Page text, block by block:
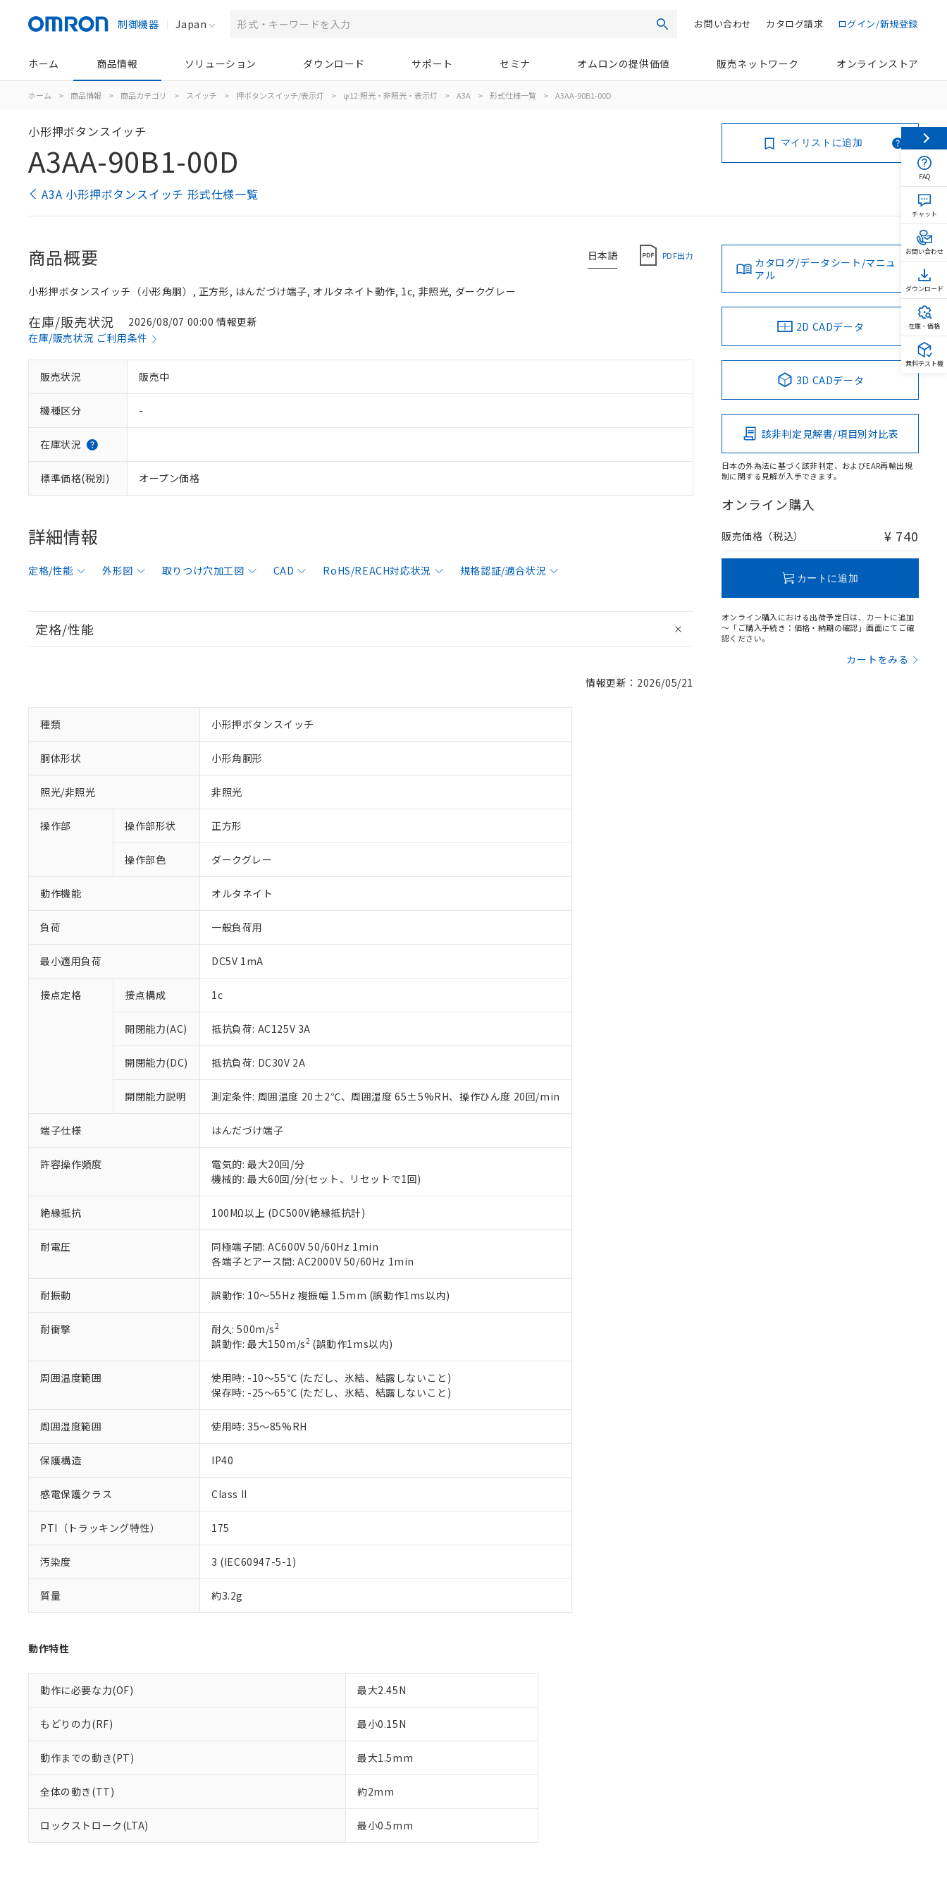
制御機器 Japan 検索 ログイン/新規登録
カタログ請求
お問い合わせ
ホーム 商品情報 ソリューション ダウンロード サポート セミナ オムロンの提供価値 販売ネットワーク オンラインストア
ホーム > 商品情報 > 商品カテゴリ > スイッチ > 押ボタンスイッチ/表示灯 > φ12:照光・非照光・表示灯 > A3A > 形式仕様一覧 > A3AA-90B1-00D
小形押ボタンスイッチ
A3AA-90B1-00D
A3A 小形押ボタンスイッチ 形式仕様一覧
マイリストに追加
日本語 PDF出力
商品概要
小形押ボタンスイッチ（小形角胴）, 正方形, はんだづけ端子, オルタネイト動作, 1c, 非照光, ダークグレー
在庫/販売状況
2026/08/07 00:00 情報更新
在庫/販売状況 ご利用条件
販売状況 販売中
機種区分 -
在庫状況
標準価格(税別) オープン価格
詳細情報
定格/性能 外形図 取りつけ穴加工図 CAD RoHS/REACH対応状況 規格認証/適合状況
定格/性能
情報更新：2026/05/21
種類 小形押ボタンスイッチ
胴体形状 小形角胴形
照光/非照光 非照光
操作部 操作部形状 正方形
操作部色 ダークグレー
動作機能 オルタネイト
負荷 一般負荷用
最小適用負荷 DC5V 1mA
接点定格 接点構成 1c
開閉能力(AC) 抵抗負荷: AC125V 3A
開閉能力(DC) 抵抗負荷: DC30V 2A
開閉能力説明 測定条件: 周囲温度 20±2℃、周囲湿度 65±5%RH、操作ひん度 20回/min
端子仕様 はんだづけ端子
許容操作頻度
電気的: 最大20回/分
機械的: 最大60回/分(セット、リセットで1回)
絶縁抵抗 100MΩ以上 (DC500V絶縁抵抗計)
耐電圧
同極端子間: AC600V 50/60Hz 1min
各端子とアース間: AC2000V 50/60Hz 1min
耐振動 誤動作: 10～55Hz 複振幅 1.5mm (誤動作1ms以内)
耐衝撃 耐久: 500m/s2
誤動作: 最大150m/s2(誤動作1ms以内)
周囲温度範囲
使用時: -10～55℃ (ただし、氷結、結露しないこと)
保存時: -25～65℃ (ただし、氷結、結露しないこと)
周囲湿度範囲 使用時: 35～85%RH
保護構造 IP40
感電保護クラス Class II
PTI（トラッキング特性） 175
汚染度 3 (IEC60947-5-1)
質量 約3.2g
動作特性
動作に必要な力(OF) 最大2.45N
もどりの力(RF) 最小0.15N
動作までの動き(PT) 最大1.5mm
全体の動き(TT) 約2mm
ロックストローク(LTA) 最小0.5mm
カタログ/データシート/マニュ
アル
2D CADデータ
3D CADデータ
該非判定見解書/項目別対比表
日本の外為法に基づく該非判定、およびEAR再輸出規
制に関する見解が入手できます。
オンライン購入
販売価格（税込） ¥ 740
カートに追加
オンライン購入における出荷予定日は、カートに追加
～「ご購入手続き：価格・納期の確認」画面にてご確
認ください。
カートをみる
ご利用条件
以下の条件をお読みいただき、同意のうえご利用ください。
本サービスは、当社制御機器事業取扱商品の当社在庫状況および標準価格(税抜)を提供させていただ
くものです。
当社制御機器事業取扱商品の中には、本サービスの対象外となる商品もあることをご了承ください。
在庫状況および標準価格照会結果は、記載している更新日時点での社内データに基づき作成されるも
のであり、閲覧された時点での実際の在庫および標準価格とは異なる場合があることをご了承くださ
正式な納期状況および標準価格はお客様のお取引先、またはお客様担当のオムロン制御機器販売店・
当社販売員にご相談ください。
オムロン制御機器販売店や当社販売拠点は「
在庫状況および標準価格結果を当社の事前の承諾なく第三者に漏洩または開示しないようお願いしま
す。
マイパーツ機能（部品リスト作成サービス）をご利用いただくには、I-Webメンバーズにご登録され
ている必要があります。
お客様が当ウェブサイト上で当社にご登録された部品リストについて、当社および当社の共同利用者
※1 対応状況
対応済み：EU RoHS指令（10物質）の非含有に対応した製品が提供可能な商品です。
対応予定：EU RoHS指令（10物質）の非含有に対応した製品に切り替える予定のある商品です。
調査・確認中：EU RoHS指令（10物質）の非含有の対応状況を調査中または確認中の商品です。
非該当品：ライセンス料など無形物で、有害物質有無と関係のない商品です。
仕入先様の事情により、非含有部品としていたものが、含有品と判明した場合などやむを得ず変更すること
*EU RoHS指令（10物質）：
鉛(Pb) 1000ppm以下、 水銀(Hg) 1000ppm以下、 カドミウム(Cd) 100ppm以下、
六価クロム(Cr(Ⅵ)) 1000ppm以下、ポリ臭化ビフェニル類(PBB) 1000ppm以下、ポリ臭化ジフェニルエーテル類(PBDE) 1000ppm以下、
フタル酸ビス(2-エチルヘキシル) (DEHP)(別名：DOP) 1000ppm以下、フタル酸ブチルベンジル（BBP） 1000ppm以下、フタル酸ジブチ
フタル酸エステル類の４物質については閾値を超える意図的な使用がないことを確認しています。
※2 対応予定月
部品在庫の切り替え状況などにより、予定月が前後することがあります。
※3 非含有証明書ダウンロード
下記の非含有証明書をダウンロードすることができます。
51物質の非含有証明書（当社基準）
※本証明書は発行日時点で非含有を証明するもので、過去に遡って非含有を証明するものではありません。
また、RoHS指令のフタル酸エステル類４物質の対応では、対応完了までの期間は出荷製品に未対応品が
混在することから備考欄に対応日を記載しておりました。
既に当社にて対応品への在庫切替を完了していることから、特段のことがない限り、2022年1月12日よ
※1 中国RoHS○×表
「○」：最大均質材料含有率が中国RoHSの基準値以下であることを示します。
「×」：最大均質材料含有率が中国RoHSの基準値を超えていることを示します。
「－」：未確認です。当社販売部門へお問い合わせください。
*中国RoHS10物質の基準値 (GB/T26572)：
Pb(鉛) :1000ppm、 Hg(水銀) : 1000ppm、 Cd(カドミウム) : 100ppm、
Cr(Ⅵ)(六価クロム) : 1000ppm、 PBBs(ポリ臭化ビフェニル類) : 1000ppm、 PBDEs(ポリ臭化ジフェニルエーテル類) : 1000ppm、
DBP(フタル酸ジブチル) : 1000ppm、 DIBP(フタル酸ジイソブチル) : 1000ppm、 BBP(フタル酸ブチルベンジル) : 1000ppm、
DEHP(フタル酸ビス(2-エチルヘキシル)) : 1000ppm
※2 環境保護使用期限
「ｅ」：有害物質（10物質）のすべてが基準値以下であることを示します。
「10」：通常の使用状況下において有害物質が外部に漏えいし、環境に深刻な影響を及ぼさない年数を意
味します。
「－」：未確認です。当社販売部門へお問い合わせください。
当社は、これら貴社製品のうち、外国為替および外国貿易法に定める商品（以下｢規制貨物等」とい
う）を輸出または国外への提供する場合は、日本国政府の輸出許可(または役務取引許可)を取得する
などの必要な手続きをとります。
当社は規制貨物を破棄する場合は、完全に破砕するなど、違法に輸出されないよう必要な手段を講じ
ます。
置等に一切使用いたしません。
当社は、貴社製品を第三者に販売する場合は、上記1、2および3の内容を当該第三者に通知します。
また当社は、販売先および販売に係わる関係者が違法に輸出するおそれがある場合は、取り引きをい
合意する キャンセル
記
号
説明
○ 一定数以上の在庫あり
△ 一定数には満たないが在庫あり
在庫なし(最新の在庫状況については、お客様のお取引先、またはお客様担当のオムロン制御
機器販売店・当社販売員にご確認ください)
白
FAQ
チャット
お問い合わせ
ダウンロード
在庫・価格
無料テスト機